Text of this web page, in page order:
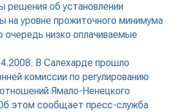
решения об установлении
на уровне прожиточного минимума
очередь низко оплачиваемые
В Салехарде прошло
комиссии по регулированию
Ямало-Ненецкого
этом сообщает пресс-служба